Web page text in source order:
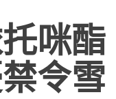
咪酯
令雪